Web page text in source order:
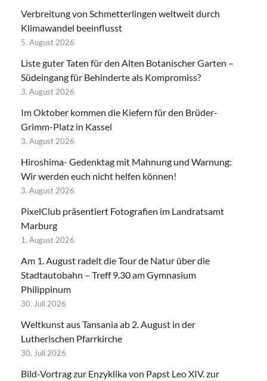
Verbreitung von Schmetterlingen weltweit durch
Klimawandel beeinflusst
5. August 2026
Liste guter Taten für den Alten Botanischer Garten –
Südeingang für Behinderte als Kompromiss?
3. August 2026
Im Oktober kommen die Kiefern für den Brüder-
Grimm-Platz in Kassel
3. August 2026
Hiroshima- Gedenktag mit Mahnung und Warnung:
Wir werden euch nicht helfen können!
3. August 2026
PixelClub präsentiert Fotografien im Landratsamt
Marburg
1. August 2026
Am 1. August radelt die Tour de Natur über die
Stadtautobahn – Treff 9.30 am Gymnasium
Philippinum
30. Juli 2026
Weltkunst aus Tansania ab 2. August in der
Lutherischen Pfarrkirche
30. Juli 2026
Bild-Vortrag zur Enzyklika von Papst Leo XIV. zur